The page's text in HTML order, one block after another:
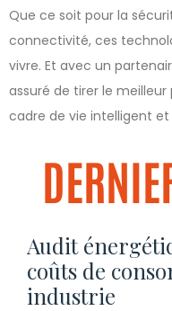
Que ce soit pour la
connectivité, ces
vivre. Et avec un
assuré de tirer le
cadre de vie intelligent et
Audit
coûts de
industrie